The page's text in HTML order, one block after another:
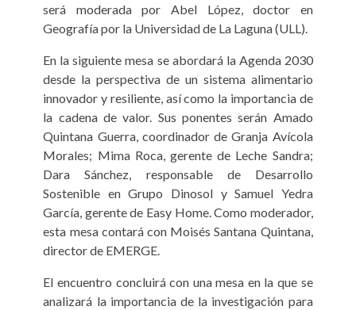
será moderada por Abel López, doctor en
Geografía por la Universidad de La Laguna (ULL).
En la siguiente mesa se abordará la Agenda 2030
desde la perspectiva de un sistema alimentario
innovador y resiliente, así como la importancia de
la cadena de valor. Sus ponentes serán Amado
Quintana Guerra, coordinador de Granja Avícola
Morales; Mima Roca, gerente de Leche Sandra;
Dara Sánchez, responsable de Desarrollo
Sostenible en Grupo Dinosol y Samuel Yedra
García, gerente de Easy Home. Como moderador,
esta mesa contará con Moisés Santana Quintana,
director de EMERGE.
El encuentro concluirá con una mesa en la que se
analizará la importancia de la investigación para